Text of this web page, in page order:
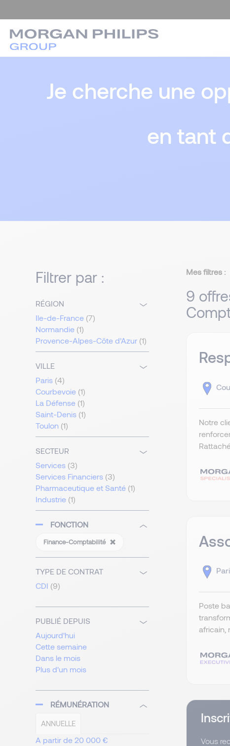
Je cherche une
en tant
Filtrer par :
RÉGION
Ile-de-France (7)
Normandie (1)
Provence-Alpes-Côte d’Azur (1)
VILLE
Paris (4)
Courbevoie (1)
La Défense (1)
Saint-Denis (1)
Toulon (1)
SECTEUR
Services (3)
Services Financiers (3)
Pharmaceutique et Santé (1)
Industrie (1)
FONCTION
Finance-Comptabilité
TYPE DE CONTRAT
CDI (9)
PUBLIÉ DEPUIS
Aujourd'hui
Cette semaine
Dans le mois
Plus d'un mois
RÉMUNÉRATION
ANNUELLE
A partir de 20 000 €
Mes filtres :
9
Notre
Poste
africain,
Vous